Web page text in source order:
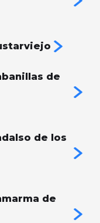
de
de los
de